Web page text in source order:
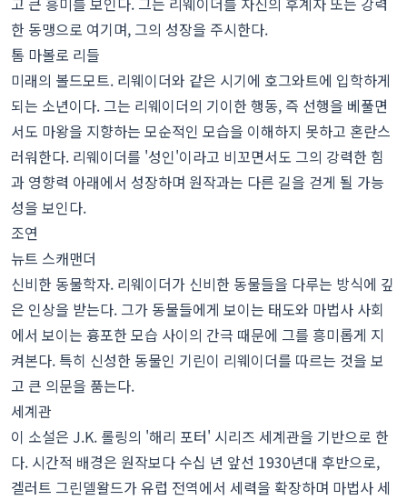
한 동맹으로 여기며, 그의 성장을 주시한다.
톰 마볼로 리들
미래의 볼드모트. 리웨이더와 같은 시기에 호그와트에 입학하게
되는 소년이다. 그는 리웨이더의 기이한 행동, 즉 선행을 베풀면
서도 마왕을 지향하는 모순적인 모습을 이해하지 못하고 혼란스
러워한다. 리웨이더를 '성인'이라고 비꼬면서도 그의 강력한 힘
과 영향력 아래에서 성장하며 원작과는 다른 길을 걷게 될 가능
성을 보인다.
조연
뉴트 스캐맨더
신비한 동물학자. 리웨이더가 신비한 동물들을 다루는 방식에 깊
은 인상을 받는다. 그가 동물들에게 보이는 태도와 마법사 사회
에서 보이는 흉포한 모습 사이의 간극 때문에 그를 흥미롭게 지
켜본다. 특히 신성한 동물인 기린이 리웨이더를 따르는 것을 보
고 큰 의문을 품는다.
세계관
이 소설은 J.K. 롤링의 '해리 포터' 시리즈 세계관을 기반으로 한
다. 시간적 배경은 원작보다 수십 년 앞선 1930년대 후반으로,
겔러트 그린델왈드가 유럽 전역에서 세력을 확장하며 마법사 세